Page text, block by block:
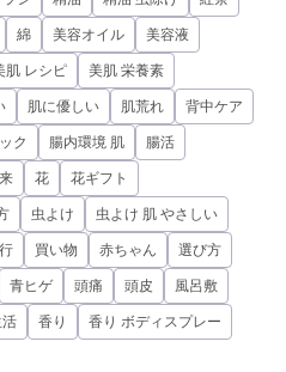
綿 美容オイル 美容液
肌 レシピ 美肌 栄養素
肌に優しい 肌荒れ 背中ケア
ク 腸内環境 肌 腸活
花 花ギフト
虫よけ 虫よけ 肌 やさしい
買い物 赤ちゃん 選び方
青ヒゲ 頭痛 頭皮 風呂敷
香り 香り ボディスプレー